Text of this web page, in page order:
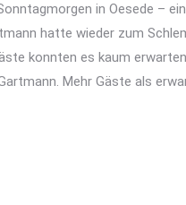
in Oesede –
hatte wieder zum
konnten es kaum
Mehr Gäste als